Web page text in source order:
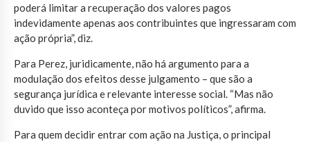
poderá limitar a recuperação dos valores pagos
indevidamente apenas aos contribuintes que ingressaram com
ação própria”, diz.
Para Perez, juridicamente, não há argumento para a
modulação dos efeitos desse julgamento – que são a
segurança jurídica e relevante interesse social. “Mas não
duvido que isso aconteça por motivos políticos”, afirma.
Para quem decidir entrar com ação na Justiça, o principal